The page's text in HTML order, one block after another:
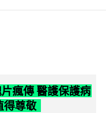
瘋傳 醫護保護病
得尊敬